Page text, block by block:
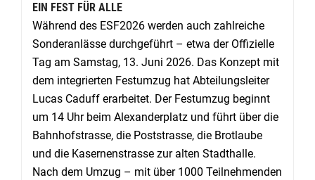
EIN FEST FÜR ALLE
Während des ESF2026 werden auch zahlreiche
Sonderanlässe durchgeführt – etwa der Offizielle
Tag am Samstag, 13. Juni 2026. Das Konzept mit
dem integrierten Festumzug hat Abteilungsleiter
Lucas Caduff erarbeitet. Der Festumzug beginnt
um 14 Uhr beim Alexanderplatz und führt über die
Bahnhofstrasse, die Poststrasse, die Brotlaube
und die Kasernenstrasse zur alten Stadthalle.
Nach dem Umzug – mit über 1000 Teilnehmenden